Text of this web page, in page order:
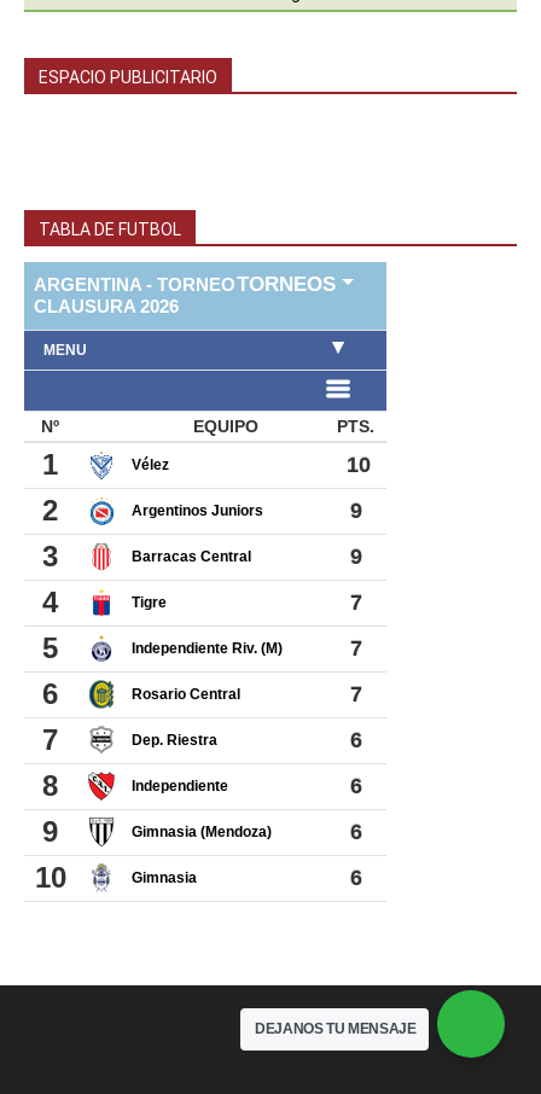
DEJANOS TU MENSAJE
ESPACIO PUBLICITARIO
TABLA DE FUTBOL